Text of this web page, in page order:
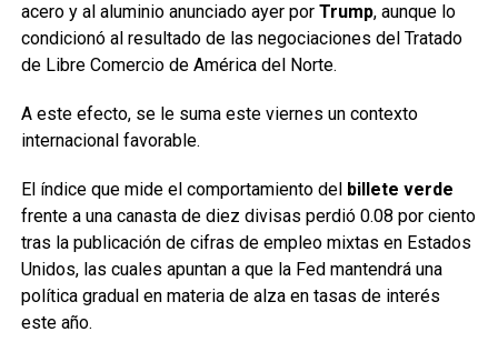
acero y al aluminio anunciado ayer por Trump, aunque lo
condicionó al resultado de las negociaciones del Tratado
de Libre Comercio de América del Norte.
A este efecto, se le suma este viernes un contexto
internacional favorable.
El índice que mide el comportamiento del billete verde
frente a una canasta de diez divisas perdió 0.08 por ciento
tras la publicación de cifras de empleo mixtas en Estados
Unidos, las cuales apuntan a que la Fed mantendrá una
política gradual en materia de alza en tasas de interés
este año.